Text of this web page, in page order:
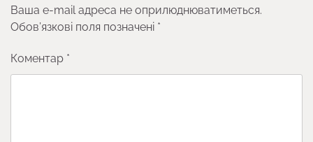
Ваша e-mail адреса не оприлюднюватиметься.
Обов’язкові поля позначені *
Коментар *